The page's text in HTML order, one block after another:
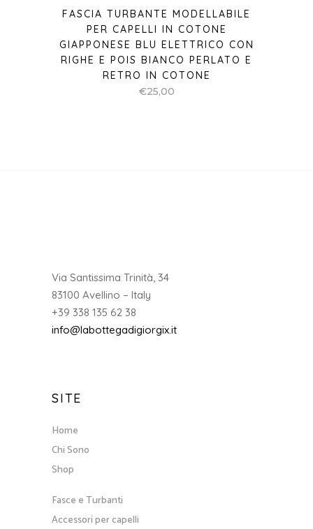
FASCIA TURBANTE MODELLABILE
PER CAPELLI IN COTONE
GIAPPONESE BLU ELETTRICO CON
RIGHE E POIS BIANCO PERLATO E
RETRO IN COTONE
€25,00
Via Santissima Trinità, 34
83100 Avellino – Italy
+39 338 135 62 38
info@labottegadigiorgix.it
SITE
Home
Chi Sono
Shop
Fasce e Turbanti
Accessori per capelli